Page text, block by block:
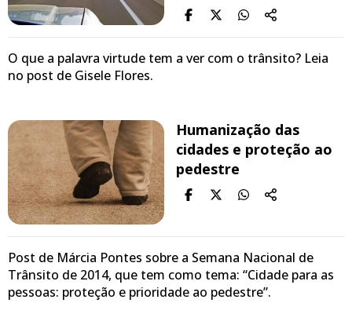
O que a palavra virtude tem a ver com o trânsito? Leia
no post de Gisele Flores.
Humanização das
cidades e proteção ao
pedestre
Post de Márcia Pontes sobre a Semana Nacional de
Trânsito de 2014, que tem como tema: “Cidade para as
pessoas: proteção e prioridade ao pedestre”.